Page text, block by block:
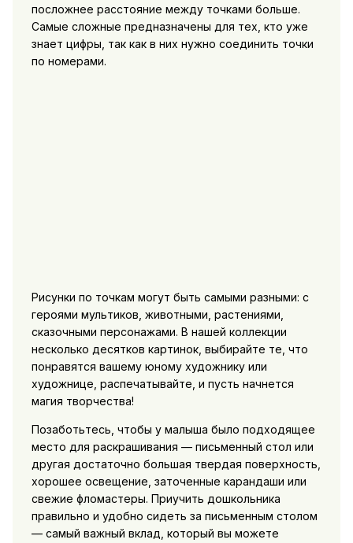
посложнее расстояние между точками больше.
Самые сложные предназначены для тех, кто уже
знает цифры, так как в них нужно соединить точки
по номерами.
Рисунки по точкам могут быть самыми разными: с
героями мультиков, животными, растениями,
сказочными персонажами. В нашей коллекции
несколько десятков картинок, выбирайте те, что
понравятся вашему юному художнику или
художнице, распечатывайте, и пусть начнется
магия творчества!
Позаботьтесь, чтобы у малыша было подходящее
место для раскрашивания — письменный стол или
другая достаточно большая твердая поверхность,
хорошее освещение, заточенные карандаши или
свежие фломастеры. Приучить дошкольника
правильно и удобно сидеть за письменным столом
— самый важный вклад, который вы можете